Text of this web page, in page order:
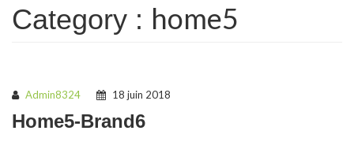
Category : home5
Admin8324 18 juin 2018
Home5-Brand6